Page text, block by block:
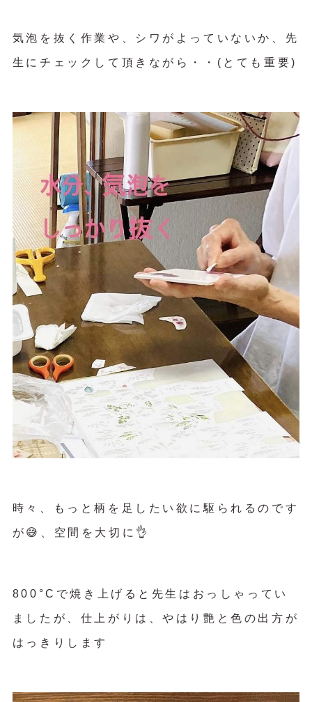
気泡を抜く作業や、シワがよっていないか、先
生にチェックして頂きながら・・(とても重要)
時々、もっと柄を足したい欲に駆られるのです
が😅、空間を大切に👌
800°Cで焼き上げると先生はおっしゃってい
ましたが、仕上がりは、やはり艶と色の出方が
はっきりします